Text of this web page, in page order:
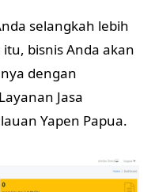
selangkah lebih
bisnis Anda akan
dengan
Jasa
Yapen Papua.